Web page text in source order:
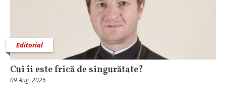
Editorial
Cui îi este frică de singurătate?
09 Aug, 2026